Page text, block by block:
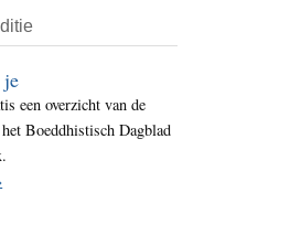
je
een overzicht van de
Boeddhistisch Dagblad